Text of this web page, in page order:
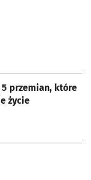
przemian, które
życie